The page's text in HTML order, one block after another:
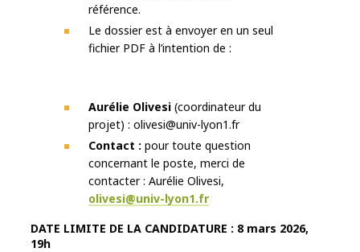
référence.
Le dossier est à envoyer en un seul
fichier PDF à l’intention de :
Aurélie Olivesi (coordinateur du
projet) : olivesi@univ-lyon1.fr
Contact : pour toute question
concernant le poste, merci de
contacter : Aurélie Olivesi,
olivesi@univ-lyon1.fr
DATE LIMITE DE LA CANDIDATURE : 8 mars 2026,
19h